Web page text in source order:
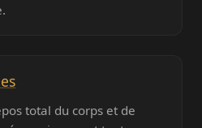
total du corps et de